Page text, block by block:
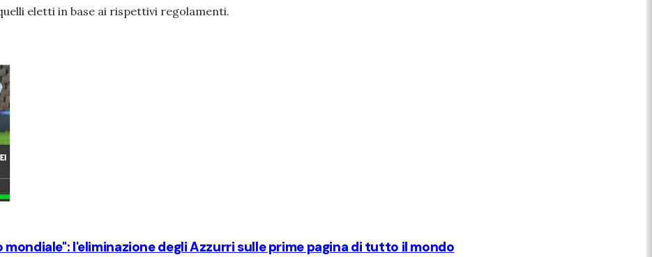
eletti in base ai rispettivi regolamenti.
l'eliminazione degli Azzurri sulle prime pagina di tutto il mondo